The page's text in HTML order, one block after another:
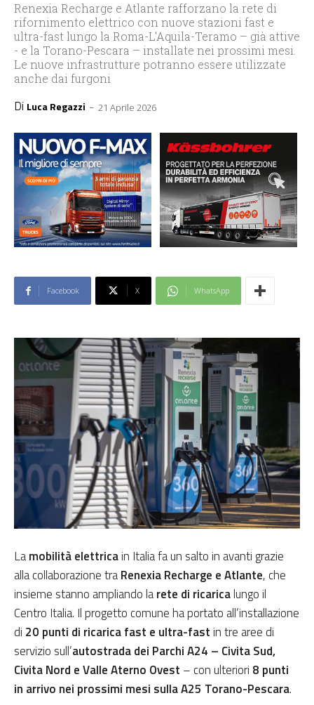
Renexia Recharge e Atlante rafforzano la rete di
rifornimento elettrico con nuove stazioni fast e
ultra-fast lungo la Roma-L'Aquila-Teramo – già attive
- e la Torano-Pescara – installate nei prossimi mesi.
Le nuove infrastrutture potranno essere utilizzate
anche dai furgoni
Di Luca Regazzi - 21 Aprile 2026
Facebook X WhatsApp
Lamobilità elettricain Italia fa un salto in avanti grazie
alla collaborazione traRenexia Recharge e Atlante, che
insieme stanno ampliando larete di ricaricalungo il
Centro Italia. Il progetto comune ha portato all’installazione
di 20 punti di ricarica fast e ultra-fastin tre aree di
servizio sull’autostrada dei Parchi A24 – Civita Sud,
Civita Nord e Valle Aterno Ovest – con ulteriori 8 punti
in arrivo nei prossimi mesi sulla A25 Torano-Pescara.